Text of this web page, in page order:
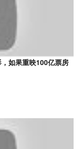
如果重映100亿票房